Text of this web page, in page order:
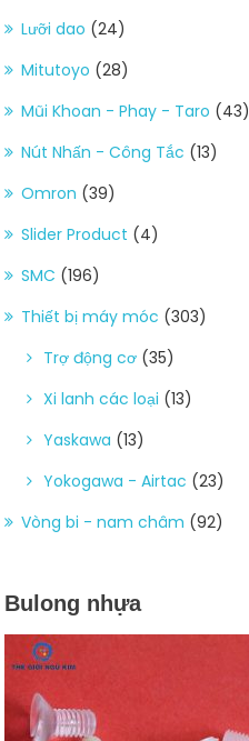
Lưỡi dao (24)
Mitutoyo (28)
Mũi Khoan - Phay - Taro (43)
Nút Nhấn - Công Tắc (13)
Omron (39)
Slider Product (4)
SMC (196)
Thiết bị máy móc (303)
Trợ động cơ (35)
Xi lanh các loại (13)
Yaskawa (13)
Yokogawa - Airtac (23)
Vòng bi - nam châm (92)
Bulong nhựa